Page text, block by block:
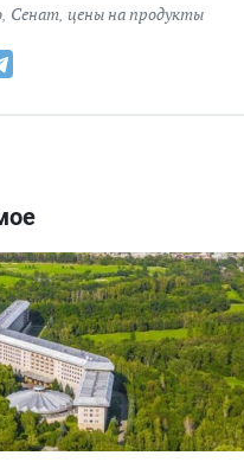
Сенат цены на продукты